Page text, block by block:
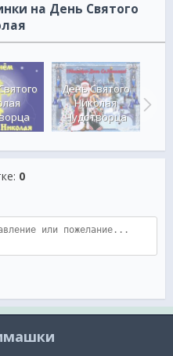
на День Святого
День Святого
Николая
Чудотворца
: 0